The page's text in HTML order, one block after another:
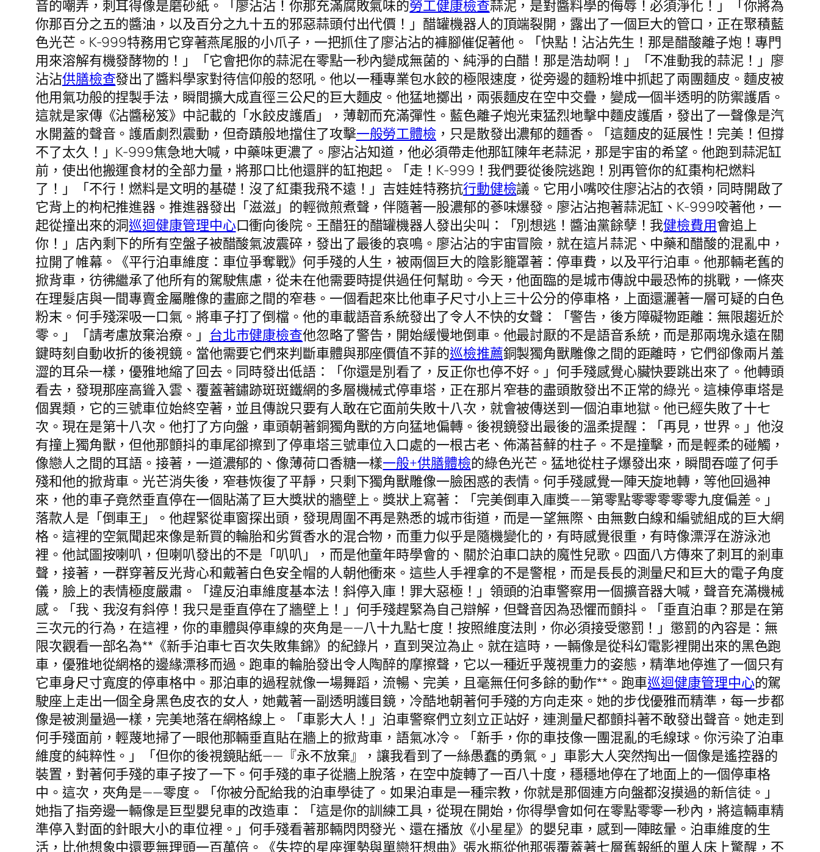
音的嘲弄，刺耳得像是磨砂紙。「廖沾沾！你那充滿腐敗氣味的勞工健康檢查蒜泥，是對醬料學的侮辱！必須淨化！」「你將為
你那百分之五的醬油，以及百分之九十五的邪惡蒜頭付出代價！」醋罐機器人的頂端裂開，露出了一個巨大的管口，正在聚積藍
色光芒。K-999特務用它穿著燕尾服的小爪子，一把抓住了廖沾沾的褲腳催促著他。「快點！沾沾先生！那是醋酸離子炮！專門
用來溶解有機發酵物的！」「它會把你的蒜泥在零點一秒內變成無菌的、純淨的白醋！那是浩劫啊！」「不准動我的蒜泥！」廖
沾沾供膳檢查發出了醬料學家對待信仰般的怒吼。他以一種專業包水餃的極限速度，從旁邊的麵粉堆中抓起了兩團麵皮。麵皮被
他用氣功般的捏製手法，瞬間擴大成直徑三公尺的巨大麵皮。他猛地擲出，兩張麵皮在空中交疊，變成一個半透明的防禦護盾。
這就是家傳《沾醬秘笈》中記載的「水餃皮護盾」，薄韌而充滿彈性。藍色離子炮光束猛烈地擊中麵皮護盾，發出了一聲像是汽
水開蓋的聲音。護盾劇烈震動，但奇蹟般地擋住了攻擊一般勞工體檢 ，只是散發出濃郁的麵香。「這麵皮的延展性！完美！但撐
不了太久！」K-999焦急地大喊，中藥味更濃了。廖沾沾知道，他必須帶走他那缸陳年老蒜泥，那是宇宙的希望。他跑到蒜泥缸
前，使出他搬運食材的全部力量，將那口比他還胖的缸抱起。「走！K-999！我們要從後院逃跑！別再管你的紅棗枸杞燃料
了！」「不行！燃料是文明的基礎！沒了紅棗我飛不遠！」吉娃娃特務抗行動健檢議。它用小嘴咬住廖沾沾的衣領，同時開啟了
它背上的枸杞推進器。推進器發出「滋滋」的輕微煎煮聲，伴隨著一股濃郁的蔘味爆發。廖沾沾抱著蒜泥缸、K-999咬著他，一
起從撞出來的洞巡迴健康管理中心口衝向後院。王醋狂的醋罐機器人發出尖叫：「別想逃！醬油黨餘孽！我健檢費用會追上
你！」店內剩下的所有空盤子被醋酸氣波震碎，發出了最後的哀鳴。廖沾沾的宇宙冒險，就在這片蒜泥、中藥和醋酸的混亂中，
拉開了帷幕。《平行泊車維度：車位爭奪戰》何手殘的人生，被兩個巨大的陰影籠罩著：停車費，以及平行泊車。他那輛老舊的
掀背車，彷彿繼承了他所有的駕駛焦慮，從未在他需要時提供過任何幫助。今天，他面臨的是城市傳說中最恐怖的挑戰，一條夾
在理髮店與一間專賣金屬雕像的畫廊之間的窄巷。一個看起來比他車子尺寸小上三十公分的停車格，上面還灑著一層可疑的白色
粉末。何手殘深吸一口氣。將車子打了倒檔。他的車載語音系統發出了令人不快的女聲：「警告，後方障礙物距離：無限趨近於
零。」「請考慮放棄治療。」 台北巿健康檢查他忽略了警告，開始緩慢地倒車。他最討厭的不是語音系統，而是那兩塊永遠在關
鍵時刻自動收折的後視鏡。當他需要它們來判斷車體與那座價值不菲的巡檢推薦銅製獨角獸雕像之間的距離時，它們卻像兩片羞
澀的耳朵一樣，優雅地縮了回去。同時發出低語：「你還是別看了，反正你也停不好。」何手殘感覺心臟快要跳出來了。他轉頭
看去，發現那座高聳入雲、覆蓋著鏽跡斑斑鐵網的多層機械式停車塔，正在那片窄巷的盡頭散發出不正常的綠光。這棟停車塔是
個異類，它的三號車位始終空著，並且傳說只要有人敢在它面前失敗十八次，就會被傳送到一個泊車地獄。他已經失敗了十七
次。現在是第十八次。他打了方向盤，車頭朝著銅獨角獸的方向猛地偏轉。後視鏡發出最後的溫柔提醒：「再見，世界。」他沒
有撞上獨角獸，但他那顫抖的車尾卻擦到了停車塔三號車位入口處的一根古老、佈滿苔蘚的柱子。不是撞擊，而是輕柔的碰觸，
像戀人之間的耳語。接著，一道濃郁的、像薄荷口香糖一樣一般+供膳體檢的綠色光芒。猛地從柱子爆發出來，瞬間吞噬了何手
殘和他的掀背車。光芒消失後，窄巷恢復了平靜，只剩下獨角獸雕像一臉困惑的表情。何手殘感覺一陣天旋地轉，等他回過神
來，他的車子竟然垂直停在一個貼滿了巨大獎狀的牆壁上。獎狀上寫著：「完美倒車入庫獎——第零點零零零零零九度偏差。」
落款人是「倒車王」。他趕緊從車窗探出頭，發現周圍不再是熟悉的城市街道，而是一望無際、由無數白線和編號組成的巨大網
格。這裡的空氣聞起來像是新買的輪胎和劣質香水的混合物，而重力似乎是隨機變化的，有時感覺很重，有時像漂浮在游泳池
裡。他試圖按喇叭，但喇叭發出的不是「叭叭」，而是他童年時學會的、關於泊車口訣的魔性兒歌。四面八方傳來了刺耳的剎車
聲，接著，一群穿著反光背心和戴著白色安全帽的人朝他衝來。這些人手裡拿的不是警棍，而是長長的測量尺和巨大的電子角度
儀，臉上的表情極度嚴肅。「違反泊車維度基本法！斜停入庫！罪大惡極！」領頭的泊車警察用一個擴音器大喊，聲音充滿機械
感。「我、我沒有斜停！我只是垂直停在了牆壁上！」何手殘趕緊為自己辯解，但聲音因為恐懼而顫抖。「垂直泊車？那是在第
三次元的行為，在這裡，你的車體與停車線的夾角是——八十九點七度！按照維度法則，你必須接受懲罰！」懲罰的內容是：無
限次觀看一部名為**《新手泊車七百次失敗集錦》的紀錄片，直到哭泣為止。就在這時，一輛像是從科幻電影裡開出來的黑色跑
車，優雅地從網格的邊緣漂移而過。跑車的輪胎發出令人陶醉的摩擦聲，它以一種近乎蔑視重力的姿態，精準地停進了一個只有
它車身尺寸寬度的停車格中。那泊車的過程就像一場舞蹈，流暢、完美，且毫無任何多餘的動作**。跑車巡迴健康管理中心的駕
駛座上走出一個全身黑色皮衣的女人，她戴著一副透明護目鏡，冷酷地朝著何手殘的方向走來。她的步伐優雅而精準，每一步都
像是被測量過一樣，完美地落在網格線上。「車影大人！」泊車警察們立刻立正站好，連測量尺都顫抖著不敢發出聲音。她走到
何手殘面前，輕蔑地掃了一眼他那輛垂直貼在牆上的掀背車，語氣冰冷。「新手，你的車技像一團混亂的毛線球。你污染了泊車
維度的純粹性。」「但你的後視鏡貼紙——『永不放棄』，讓我看到了一絲愚蠢的勇氣。」車影大人突然掏出一個像是遙控器的
裝置，對著何手殘的車子按了一下。何手殘的車子從牆上脫落，在空中旋轉了一百八十度，穩穩地停在了地面上的一個停車格
中。這次，夾角是——零度。「你被分配給我的泊車學徒了。如果泊車是一種宗教，你就是那個連方向盤都沒摸過的新信徒。」
她指了指旁邊一輛像是巨型嬰兒車的改造車：「這是你的訓練工具，從現在開始，你得學會如何在零點零零一秒內，將這輛車精
準停入對面的針眼大小的車位裡。」何手殘看著那輛閃閃發光、還在播放《小星星》的嬰兒車，感到一陣眩暈。泊車維度的生
活，比他想象中還要無理頭一百萬倍。《失控的星座運勢與單戀狂想曲》張水瓶從他那張覆蓋著七層舊報紙的單人床上驚醒，不